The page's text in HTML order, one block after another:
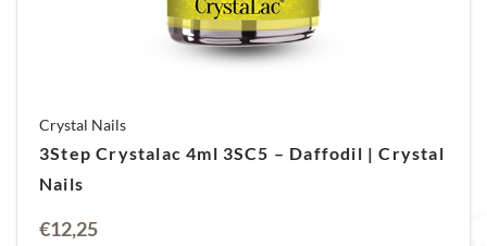
Crystal Nails
3Step Crystalac 4ml 3SC5 – Daffodil | Crystal
Nails
€12,25